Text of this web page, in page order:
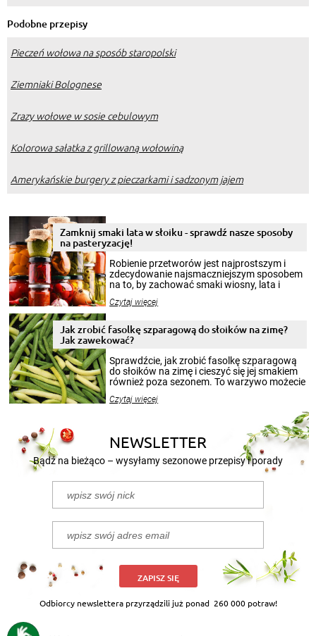
Podobne przepisy
Pieczeń wołowa na sposób staropolski
Ziemniaki Bolognese
Zrazy wołowe w sosie cebulowym
Kolorowa sałatka z grillowaną wołowiną
Amerykańskie burgery z pieczarkami i sadzonym jajem
Zamknij smaki lata w słoiku - sprawdź nasze sposoby
na pasteryzację!
Robienie przetworów jest najprostszym i
zdecydowanie najsmaczniejszym sposobem
na to, by zachować smaki wiosny, lata i
krajobrazów, by cieszyć nimi oko w sezonie
pełni poczuć atmosferę cieplejszych
miesięcy. Przygotowanie słoików ze
patenty, które pozwolą zachować świeżość
przetworów.
Czytaj więcej
Jak zrobić fasolkę szparagową do słoików na zimę?
Jak zawekować?
Sprawdźcie, jak zrobić fasolkę szparagową
do słoików na zimę i cieszyć się jej smakiem
również poza sezonem. To warzywo możecie
nasze propozycje!
Czytaj więcej
NEWSLETTER
Bądź na bieżąco – wysyłamy sezonowe przepisy i porady
ZAPISZ SIĘ
Odbiorcy newslettera przyrządzili już ponad 260 000 potraw!